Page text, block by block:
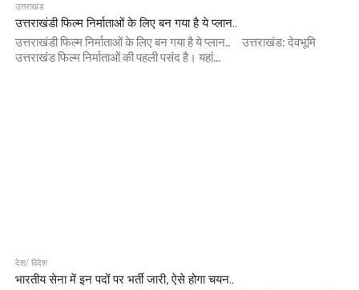
उत्तराखंड
उत्तराखंडी फिल्म निर्माताओं के लिए बन गया है ये प्लान..
उत्तराखंडी फिल्म निर्माताओं के लिए बन गया है ये प्लान.. उत्तराखंड: देवभूमि
उत्तराखंड फिल्म निर्माताओं की पहली पसंद है। यहां...
देश/ विदेश
भारतीय सेना में इन पदों पर भर्ती जारी, ऐसे होगा चयन..